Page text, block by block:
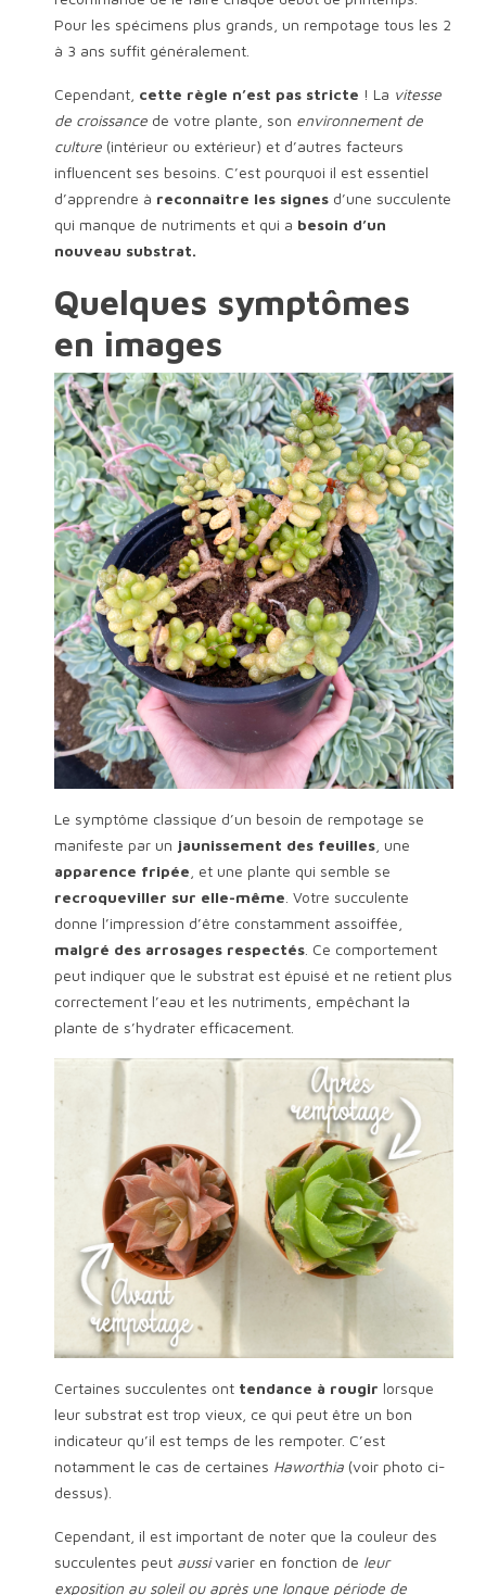
Pour les spécimens plus grands, un rempotage tous les 2
à 3 ans suffit généralement.
Cependant, cette règle n’est pas stricte ! La vitesse
de croissance de votre plante, son environnement de
culture (intérieur ou extérieur) et d’autres facteurs
influencent ses besoins. C’est pourquoi il est essentiel
d’apprendre à reconnaître les signes d’une succulente
qui manque de nutriments et qui a besoin d’un
nouveau substrat.
Quelques symptômes
en images
Le symptôme classique d’un besoin de rempotage se
manifeste par un jaunissement des feuilles , une
apparence fripée , et une plante qui semble se
recroqueviller sur elle-même . Votre succulente
donne l’impression d’être constamment assoiffée,
malgré des arrosages respectés . Ce comportement
peut indiquer que le substrat est épuisé et ne retient plus
correctement l’eau et les nutriments, empêchant la
plante de s’hydrater efficacement.
Certaines succulentes ont tendance à rougir lorsque
leur substrat est trop vieux, ce qui peut être un bon
indicateur qu’il est temps de les rempoter. C’est
notamment le cas de certaines Haworthia (voir photo ci-
dessus).
Cependant, il est important de noter que la couleur des
succulentes peut aussivarier en fonction de leur
exposition au soleil ou après une longue période de